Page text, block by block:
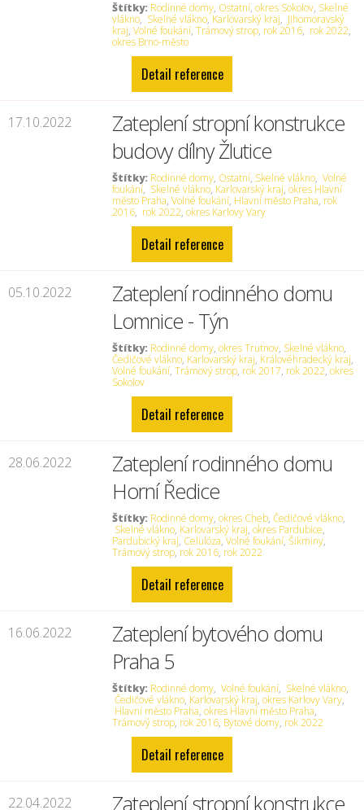
Štítky: Rodinné domy, Ostatní,okres Sokolov, Skelné
vlákno, Skelné vlákno, Karlovarský kraj, Jihomoravský
kraj,Volné foukání,Trámový strop, rok 2016, rok 2022,
okres Brno-město
Detail reference
17.10.2022
Zateplení stropní konstrukce
budovy dílny Žlutice
Štítky: Rodinné domy, Ostatní, Skelné vlákno, Volné
foukání, Skelné vlákno, Karlovarský kraj,okres Hlavní
město Praha,Volné foukání, Hlavní město Praha, rok
2016, rok 2022,okres Karlovy Vary
Detail reference
05.10.2022
Zateplení rodinného domu
Lomnice - Týn
Štítky: Rodinné domy,okres Trutnov, Skelné vlákno,
Čedičové vlákno, Karlovarský kraj, Královéhradecký kraj,
Volné foukání,Trámový strop, rok 2017, rok 2022,okres
Sokolov
Detail reference
28.06.2022
Zateplení rodinného domu
Horní Ředice
Štítky: Rodinné domy,okres Cheb,Čedičové vlákno,
Skelné vlákno, Karlovarský kraj,okres Pardubice,
Pardubický kraj, Celulóza,Volné foukání,Šikminy,
Trámový strop, rok 2016, rok 2022
Detail reference
16.06.2022
Zateplení bytového domu
Praha 5
Štítky: Rodinné domy, Volné foukání, Skelné vlákno,
Čedičové vlákno, Karlovarský kraj,okres Karlovy Vary,
Hlavní město Praha,okres Hlavní město Praha,
Trámový strop, rok 2016, Bytové domy, rok 2022
Detail reference
22.04.2022 Zateplení stropní konstrukce